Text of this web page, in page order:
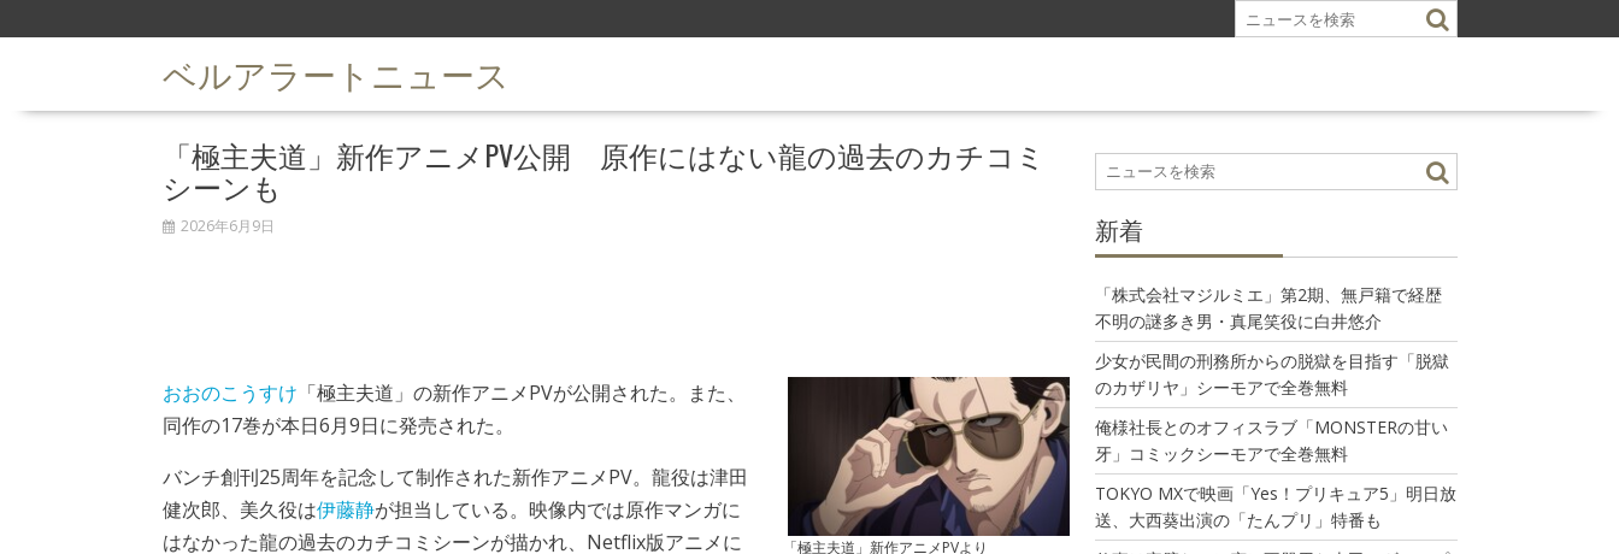
k
ベルアラートニュース
「極主夫道」新作アニメPV公開 原作にはない龍の過去のカチコミ
シーンも
2026年6月9日
「極主夫道」新作アニメPVより
おおのこうすけ 「極主夫道」の新作アニメPVが公開された。また、
同作の17巻が本日6月9日に発売された。
バンチ創刊25周年を記念して制作された新作アニメPV。龍役は津田
健次郎、美久役は伊藤静が担当している。映像内では原作マンガに
はなかった龍の過去のカチコミシーンが描かれ、Netflix版アニメに
新着
「株式会社マジルミエ」第2期、無戸籍で経歴
不明の謎多き男・真尾笑役に白井悠介
少女が民間の刑務所からの脱獄を目指す「脱獄
のカザリヤ」シーモアで全巻無料
俺様社長とのオフィスラブ「MONSTERの甘い
牙」コミックシーモアで全巻無料
TOKYO MXで映画「Yes！プリキュア5」明日放
送、大西葵出演の「たんプリ」特番も